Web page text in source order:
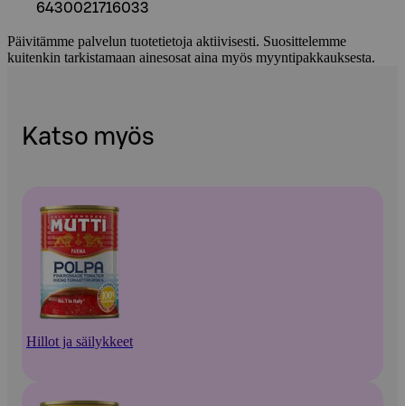
6430021716033
Päivitämme palvelun tuotetietoja aktiivisesti. Suosittelemme
kuitenkin tarkistamaan ainesosat aina myös myyntipakkauksesta.
Katso myös
Hillot ja säilykkeet